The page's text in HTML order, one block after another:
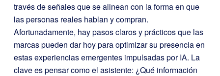
través de señales que se alinean con la forma en que
las personas reales hablan y compran.
Afortunadamente, hay pasos claros y prácticos que las
marcas pueden dar hoy para optimizar su presencia en
estas experiencias emergentes impulsadas por IA. La
clave es pensar como el asistente: ¿Qué información